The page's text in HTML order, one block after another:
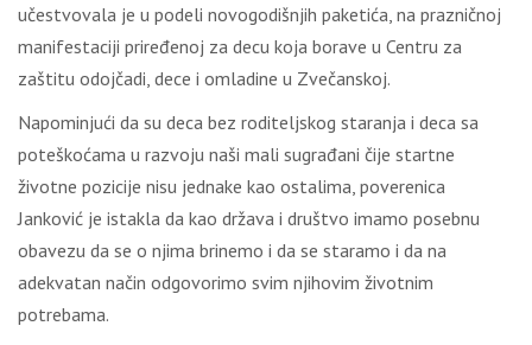
učestvovala je u podeli novogodišnjih paketića, na prazničnoj
manifestaciji priređenoj za decu koja borave u Centru za
zaštitu odojčadi, dece i omladine u Zvečanskoj.
Napominjući da su deca bez roditeljskog staranja i deca sa
poteškoćama u razvoju naši mali sugrađani čije startne
životne pozicije nisu jednake kao ostalima, poverenica
Janković je istakla da kao država i društvo imamo posebnu
obavezu da se o njima brinemo i da se staramo i da na
adekvatan način odgovorimo svim njihovim životnim
potrebama.